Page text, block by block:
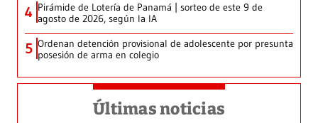
4 Pirámide de Lotería de Panamá | sorteo de este 9 de
agosto de 2026, según la IA
5 Ordenan detención provisional de adolescente por presunta
posesión de arma en colegio
Últimas noticias